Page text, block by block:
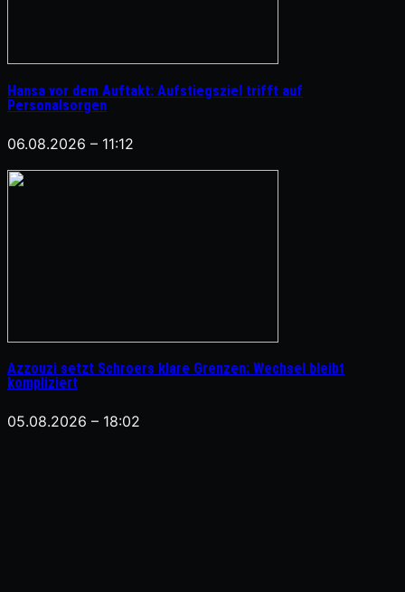
Hansa vor dem Auftakt: Aufstiegsziel trifft auf
Personalsorgen
06.08.2026 – 11:12
Azzouzi setzt Schroers klare Grenzen: Wechsel bleibt
kompliziert
05.08.2026 – 18:02